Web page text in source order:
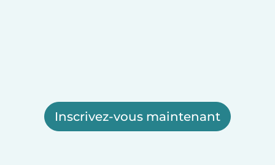
Inscrivez-vous maintenant